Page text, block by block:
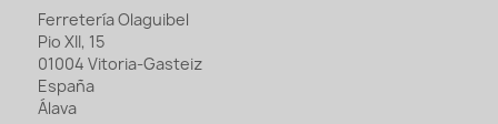
Ferretería Olaguibel
Pio XII, 15
01004 Vitoria-Gasteiz
España
Álava